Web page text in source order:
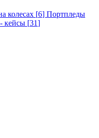
колесах [6] Портпледы
кейсы [31]